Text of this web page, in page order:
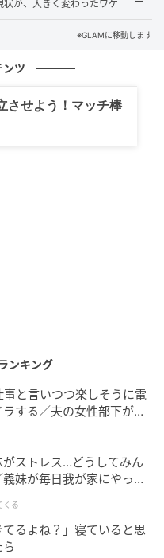
言の籠もり方ではな
。
頭から離れなかった。
たび、私は寝室の隅
変わらずだし、不器用
。
で記憶に残った。完全
いている。
が、大きく変わったワケ
※GLAMに移動します
ンツ
させよう！マッチ棒
ンキング
と言いつつ楽しそうに電
する／夫の女性部下が気
ストレス…どうしてみん
妹が毎日我が家にやって
くる
るよね？」寝ていると思